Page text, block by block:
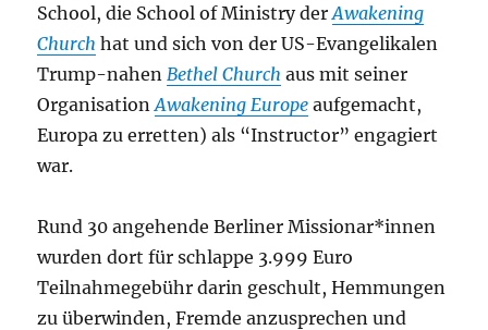
School, die School of Ministry derAwakening
Church hat und sich von der US-Evangelikalen
Trump-nahen Bethel Church aus mit seiner
OrganisationAwakening Europe aufgemacht,
Europa zu erretten) als “Instructor” engagiert
war.
Rund 30 angehende Berliner Missionar*innen
wurden dort für schlappe 3.999 Euro
Teilnahmegebühr darin geschult, Hemmungen
zu überwinden, Fremde anzusprechen und